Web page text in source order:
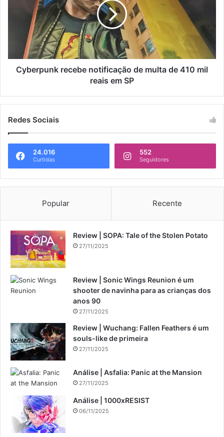
Cyberpunk recebe notificação de multa de 410 mil
reais em SP
Redes Sociais
24.016
Curtidas
552
Seguidores
Popular Recente
Review | SOPA: Tale of the Stolen Potato
27/11/2025
Review | Sonic Wings Reunion é um
shooter de navinha para as crianças dos
anos 90
27/11/2025
Review | Wuchang: Fallen Feathers é um
souls-like de primeira
27/11/2025
Análise | Asfalia: Panic at the Mansion
27/11/2025
Análise | 1000xRESIST
06/11/2025